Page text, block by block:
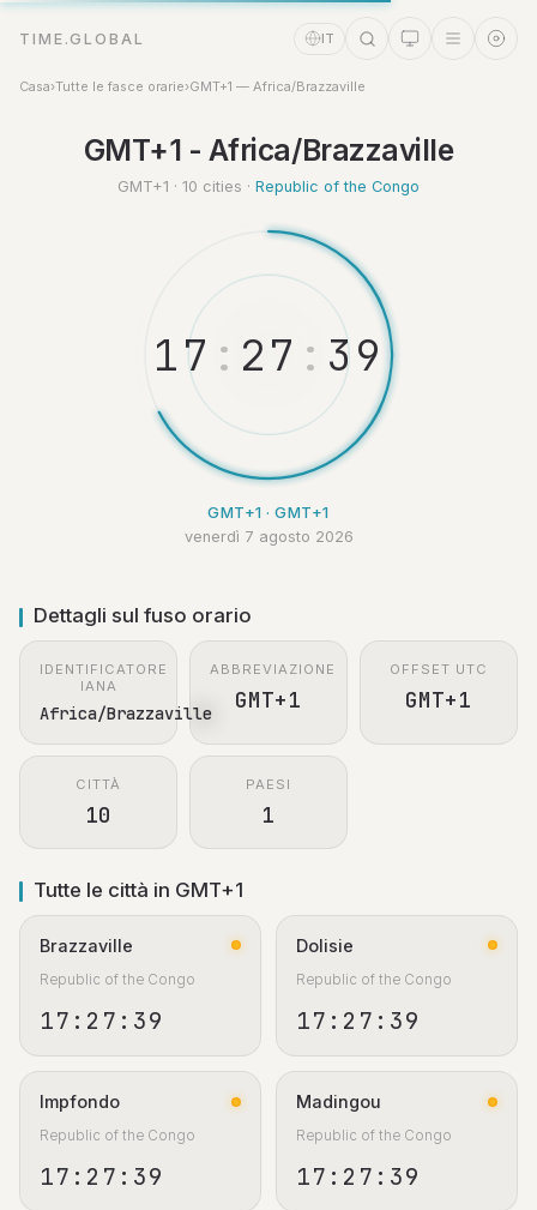
TIME.GLOBAL IT
Casa›Tutte le fasce orarie›GMT+1 — Africa/Brazzaville
GMT+1 - Africa/Brazzaville
GMT+1 · 10 cities · Republic of the Congo
17 : 27 : 39
GMT+1 · GMT+1
venerdì 7 agosto 2026
Dettagli sul fuso orario
IDENTIFICATORE
IANA
Africa/Brazzaville
ABBREVIAZIONE
GMT+1
OFFSET UTC
GMT+1
CITTÀ
10
PAESI
1
Tutte le città in GMT+1
Brazzaville
Republic of the Congo
17:27:40
Dolisie
Republic of the Congo
17:27:40
Impfondo
Republic of the Congo
17:27:40
Madingou
Republic of the Congo
17:27:40
Assistente a tempo
Online